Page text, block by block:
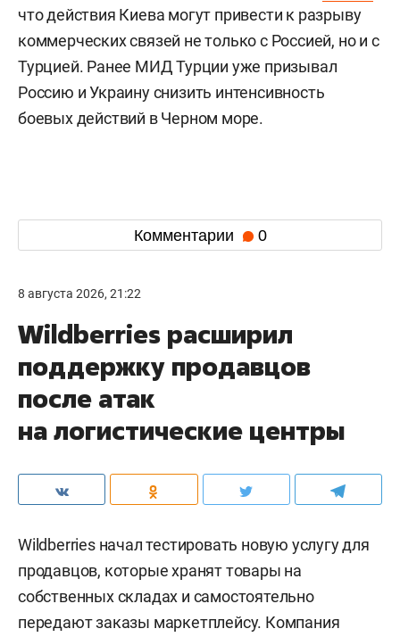
что действия Киева могут привести к разрыву
коммерческих связей не только с Россией, но и с
Турцией. Ранее МИД Турции уже призывал
Россию и Украину снизить интенсивность
боевых действий в Черном море.
Комментарии 0
8 августа 2026, 21:22
Wildberries расширил
поддержку продавцов
после атак
на логистические центры
Wildberries начал тестировать новую услугу для
продавцов, которые хранят товары на
собственных складах и самостоятельно
передают заказы маркетплейсу. Компания